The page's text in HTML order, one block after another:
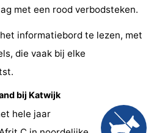
met een rood verbodsteken.
informatiebord te lezen, met
die vaak bij elke
bij Katwijk
hele jaar